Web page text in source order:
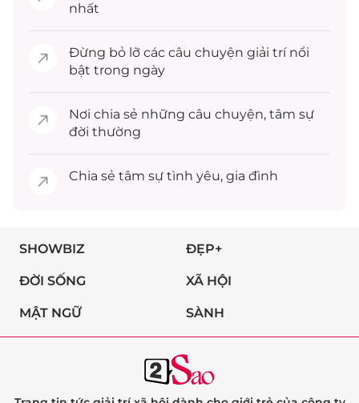
nhất
Đừng bỏ lỡ các câu chuyện giải trínổi
bật trong ngày
Nơi chia sẻ những câu chuyện, tâm sự
đời thường
Chia sẻ tâm sự tình yêu, gia đình
SHOWBIZ ĐẸP+
ĐỜI SỐNG XÃ HỘI
MẬT NGỮ SÀNH